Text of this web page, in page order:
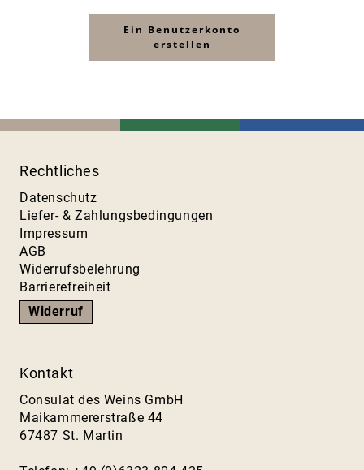
Ein Benutzerkonto
erstellen
Rechtliches
Datenschutz
Liefer- & Zahlungsbedingungen
Impressum
AGB
Widerrufsbelehrung
Barrierefreiheit
Widerruf
Kontakt
Consulat des Weins GmbH
Maikammererstraße 44
67487 St. Martin